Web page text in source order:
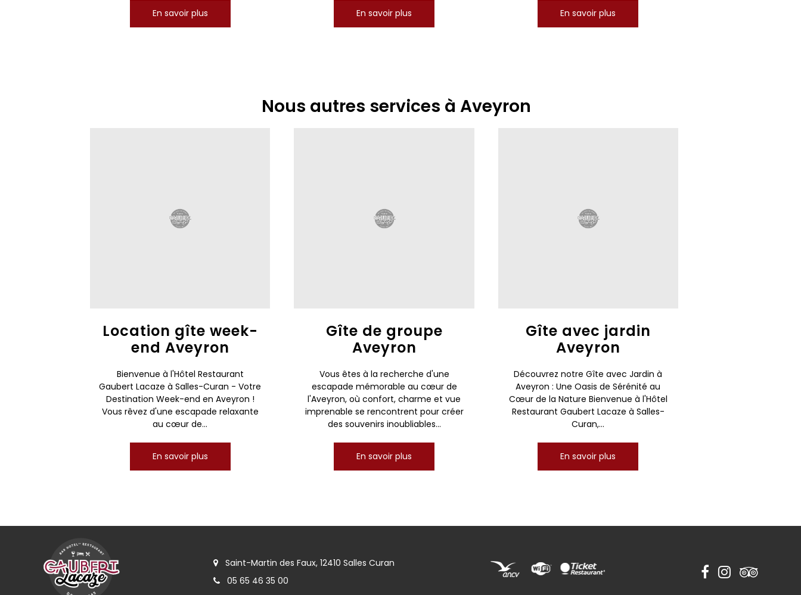
En savoir plus En savoir plus En savoir plus
Nous autres services à Aveyron
Location gîte week-
end Aveyron
Bienvenue à l'Hôtel Restaurant
Gaubert Lacaze à Salles-Curan - Votre
Destination Week-end en Aveyron !
Vous rêvez d'une escapade relaxante
au cœur de...
En savoir plus
Gîte de groupe
Aveyron
Vous êtes à la recherche d'une
escapade mémorable au cœur de
l'Aveyron, où confort, charme et vue
imprenable se rencontrent pour créer
des souvenirs inoubliables...
En savoir plus
Gîte avec jardin
Aveyron
Découvrez notre Gîte avec Jardin à
Aveyron : Une Oasis de Sérénité au
Cœur de la Nature Bienvenue à l'Hôtel
Restaurant Gaubert Lacaze à Salles-
Curan,...
En savoir plus
Saint-Martin des Faux, 12410 Salles Curan
05 65 46 35 00